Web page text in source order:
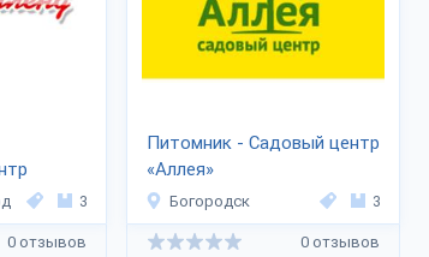
3
0 отзывов
Питомник - Садовый центр
«Аллея»
Богородск 3
0 отзывов